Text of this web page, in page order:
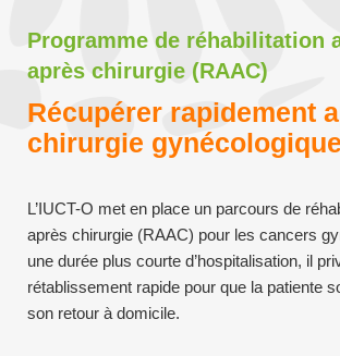
Programme de réhabilitation
après chirurgie (RAAC)
Récupérer rapidement
chirurgie gynécologique
L’IUCT-O met en place un parcours de
après chirurgie (RAAC) pour les cancers
une durée plus courte d’hospitalisation, il
rétablissement rapide pour que la patiente
son retour à domicile.